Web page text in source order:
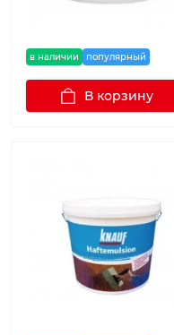
в наличии популярный
В корзину